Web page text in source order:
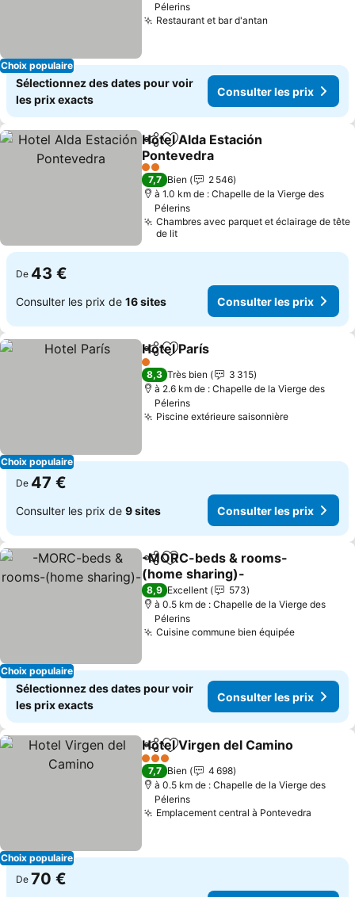
Choix populaire
Pélerins
Restaurant et bar d'antan
Sélectionnez des dates pour voir
les prix exacts
Consulter les prix
PartagerAjouter à mes favoris
Hotel Alda Estación
Pontevedra
2 Étoiles
7,7 Bien
2 546
à 1.0 km de : Chapelle de la Vierge des
Pélerins
Chambres avec parquet et éclairage de tête
de lit
De 43 €
Consulter les prix de 16 sites Consulter les prix
Choix populaire
PartagerAjouter à mes favoris
Hotel París
1 Étoiles
8,3 Très bien
3 315
à 2.6 km de : Chapelle de la Vierge des
Pélerins
Piscine extérieure saisonnière
De 47 €
Consulter les prix de 9 sites Consulter les prix
Choix populaire
PartagerAjouter à mes favoris
-MORC-beds & rooms-
(home sharing)-
8,9 Excellent
573
à 0.5 km de : Chapelle de la Vierge des
Pélerins
Cuisine commune bien équipée
Sélectionnez des dates pour voir
les prix exacts
Consulter les prix
Choix populaire
PartagerAjouter à mes favoris
Hotel Virgen del Camino
3 Étoiles
7,7 Bien
4 698
à 0.5 km de : Chapelle de la Vierge des
Pélerins
Emplacement central à Pontevedra
De 70 €